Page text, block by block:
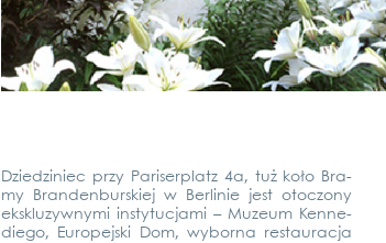
Dzied­zi­niec przy Pari­ser­platz 4a, tuż koło Bra­
my Bran­den­burskiej w Ber­li­nie jest oto­c­z­o­ny
eks­klu­zywny­mi ins­ty­tuc­ja­mi – Muze­um Ken­ne­
die­go, Euro­pe­j­ski Dom, wybor­na restau­rac­ja